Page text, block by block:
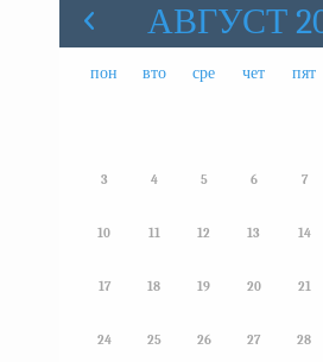
АВГУСТ
пон вто сре чет пят
3 4 5 6 7
10 11 12 13 14
17 18 19 20 21
24 25 26 27 28